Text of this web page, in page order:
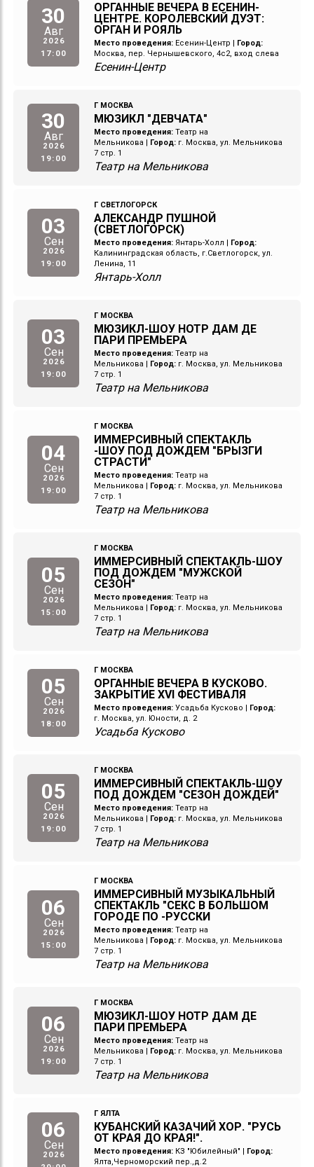
30
Авг
2026
17:00
ОРГАННЫЕ ВЕЧЕРА В ЕСЕНИН-
ЦЕНТРЕ. КОРОЛЕВСКИЙ ДУЭТ:
ОРГАН И РОЯЛЬ
Место проведения: Есенин-Центр
Город:
Москва, пер. Чернышевского, 4с2, вход слева
Есенин-Центр
30
Авг
2026
19:00
Г МОСКВА
МЮЗИКЛ "ДЕВЧАТА"
Место проведения: Театр на
Мельникова
Город: г. Москва, ул. Мельникова
7 стр. 1
Театр на Мельникова
03
Сен
2026
19:00
Г СВЕТЛОГОРСК
АЛЕКСАНДР ПУШНОЙ
(СВЕТЛОГОРСК)
Место проведения: Янтарь-Холл
Город:
Калининградская область, г.Светлогорск, ул.
Ленина, 11
Янтарь-Холл
03
Сен
2026
19:00
Г МОСКВА
МЮЗИКЛ-ШОУ НОТР ДАМ ДЕ
ПАРИ ПРЕМЬЕРА
Место проведения: Театр на
Мельникова
Город: г. Москва, ул. Мельникова
7 стр. 1
Театр на Мельникова
04
Сен
2026
19:00
Г МОСКВА
ИММЕРСИВНЫЙ СПЕКТАКЛЬ
-ШОУ ПОД ДОЖДЕМ "БРЫЗГИ
СТРАСТИ"
Место проведения: Театр на
Мельникова
Город: г. Москва, ул. Мельникова
7 стр. 1
Театр на Мельникова
05
Сен
2026
15:00
Г МОСКВА
ИММЕРСИВНЫЙ СПЕКТАКЛЬ-ШОУ
ПОД ДОЖДЕМ "МУЖСКОЙ
СЕЗОН"
Место проведения: Театр на
Мельникова
Город: г. Москва, ул. Мельникова
7 стр. 1
Театр на Мельникова
05
Сен
2026
18:00
Г МОСКВА
ОРГАННЫЕ ВЕЧЕРА В КУСКОВО.
ЗАКРЫТИЕ XVI ФЕСТИВАЛЯ
Место проведения: Усадьба Кусково
Город:
г. Москва, ул. Юности, д. 2
Усадьба Кусково
05
Сен
2026
19:00
Г МОСКВА
ИММЕРСИВНЫЙ СПЕКТАКЛЬ-ШОУ
ПОД ДОЖДЕМ "СЕЗОН ДОЖДЕЙ"
Место проведения: Театр на
Мельникова
Город: г. Москва, ул. Мельникова
7 стр. 1
Театр на Мельникова
06
Сен
2026
15:00
Г МОСКВА
ИММЕРСИВНЫЙ МУЗЫКАЛЬНЫЙ
СПЕКТАКЛЬ "СЕКС В БОЛЬШОМ
ГОРОДЕ ПО -РУССКИ
Место проведения: Театр на
Мельникова
Город: г. Москва, ул. Мельникова
7 стр. 1
Театр на Мельникова
06
Сен
2026
19:00
Г МОСКВА
МЮЗИКЛ-ШОУ НОТР ДАМ ДЕ
ПАРИ ПРЕМЬЕРА
Место проведения: Театр на
Мельникова
Город: г. Москва, ул. Мельникова
7 стр. 1
Театр на Мельникова
06
Сен
2026
Г ЯЛТА
КУБАНСКИЙ КАЗАЧИЙ ХОР. "РУСЬ
ОТ КРАЯ ДО КРАЯ!".
Место проведения: КЗ "Юбилейный"
Город:
Ялта,Черноморский пер.,д.2